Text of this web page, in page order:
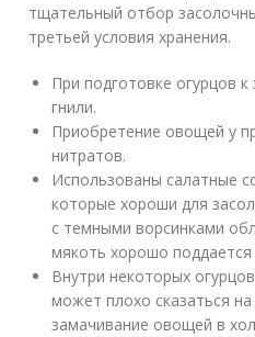
тщательный отбор
третьей условия хранения.
При подготовке огурцов
гнили.
Приобретение овощей у
нитратов.
Использованы салатные
которые хороши для
с темными ворсинками
мякоть хорошо поддается
Внутри некоторых
может плохо сказаться
замачивание овощей в